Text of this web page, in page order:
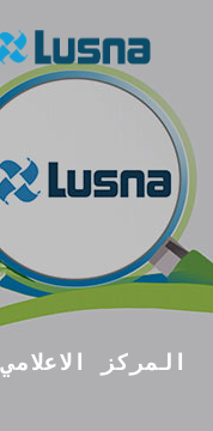
المركز الاعلامي